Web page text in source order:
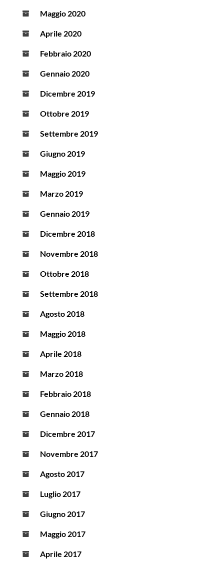
Maggio 2020
Aprile 2020
Febbraio 2020
Gennaio 2020
Dicembre 2019
Ottobre 2019
Settembre 2019
Giugno 2019
Maggio 2019
Marzo 2019
Gennaio 2019
Dicembre 2018
Novembre 2018
Ottobre 2018
Settembre 2018
Agosto 2018
Maggio 2018
Aprile 2018
Marzo 2018
Febbraio 2018
Gennaio 2018
Dicembre 2017
Novembre 2017
Agosto 2017
Luglio 2017
Giugno 2017
Maggio 2017
Aprile 2017